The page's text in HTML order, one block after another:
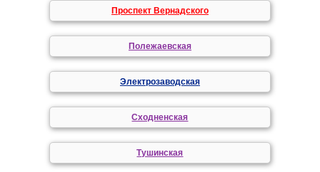
Проспект Вернадского
Полежаевская
Электрозаводская
Сходненская
Тушинская